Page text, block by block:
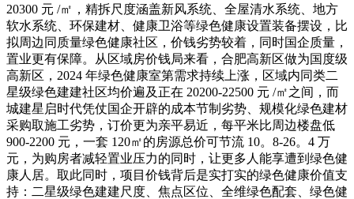
20300 元 /㎡，精拆尺度涵盖新风系统、全屋清水系统、地方
软水系统、环保建材、健康卫浴等绿色健康设置装备摆设，比
拟周边同质量绿色健康社区，价钱劣势较着，同时国企质量，
置业更有保障。从区域房价钱局来看，合肥高新区做为国度级
高新区，2024 年绿色健康室第需求持续上涨，区域内同类二
星级绿色建建社区均价遍及正在 20200-22500 元 /㎡之间，而
城建星启时代凭仗国企开辟的成本节制劣势、规模化绿色建材
采购取施工劣势，订价更为亲平易近，每平米比周边楼盘低
900-2200 元，一套 120㎡的房源总价可节流 10。8-26。4 万
元，为购房者减轻置业压力的同时，让更多人能享遭到绿色健
康人居。取此同时，项目价钱背后是实打实的绿色健康价值支
持：二星级绿色建建尺度、焦点区位、全维绿色配套、绿色健